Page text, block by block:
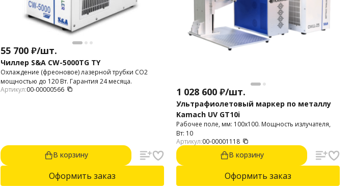
55 700 ₽/шт.
Чиллер S&A CW-5000TG TY
Охлаждение (фреоновое) лазерной трубки CO2
мощностью до 120 Вт. Гарантия 24 месяца.
Артикул:00-00000566
В корзину
Оформить заказ
1 028 600 ₽/шт.
Ультрафиолетовый маркер по металлу
Kamach UV GT10i
Рабочее поле, мм: 100х100. Мощность излучателя,
Вт: 10
Артикул:00-00001118
В корзину
Оформить заказ